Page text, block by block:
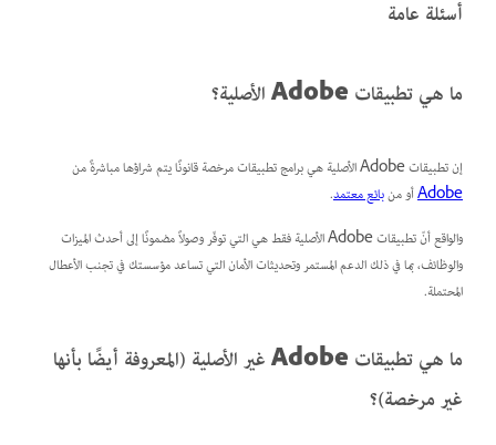
أسئلة عامة
ما هي تطبيقات Adobe الأصلية؟
إن تطبيقات Adobe الأصلية هي برامج تطبيقات مرخصة قانونًا يتم شراؤها مباشرةً من
Adobeأو منبائع معتمد.
والواقع أنّ تطبيقات Adobe الأصلية فقط هي التي توفّر وصولاً مضمونًا إلى أحدث الميزات
والوظائف، بما في ذلك الدعم المستمر وتحديثات الأمان التي تساعد مؤسستك في تجنب الأعطال
المحتملة.
ما هي تطبيقات Adobe غير الأصلية (المعروفة أيضًا بأنها
غير مرخصة)؟